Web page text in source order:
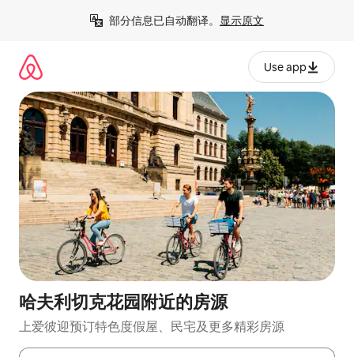
部分信息已自动翻译。 显示原文
Use app
哈夫利切克花园附近的房源
上爱彼迎预订特色度假屋、民宅及更多精彩房源